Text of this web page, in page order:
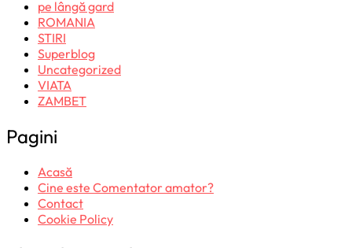
pe lângă gard
ROMANIA
STIRI
Superblog
Uncategorized
VIATA
ZAMBET
Pagini
Acasă
Cine este Comentator amator?
Contact
Cookie Policy